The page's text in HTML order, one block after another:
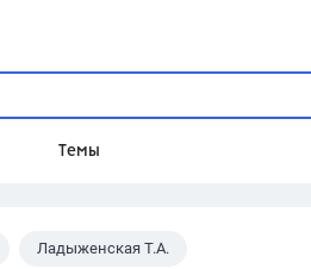
Темы
Домашнее задание
Ладыженская Т.А.